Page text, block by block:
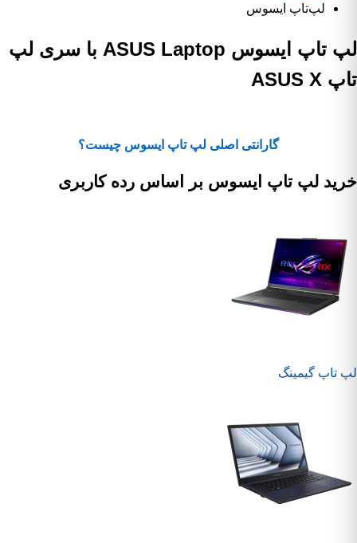
لپ‌تاپ ایسوس
لپ تاپ ایسوس ASUS Laptop با سری لپ
تاپ ASUS X
گارانتی اصلی لپ تاپ ایسوس چیست؟
خرید لپ تاپ ایسوس بر اساس رده کاربری
لپ تاپ گیمینگ